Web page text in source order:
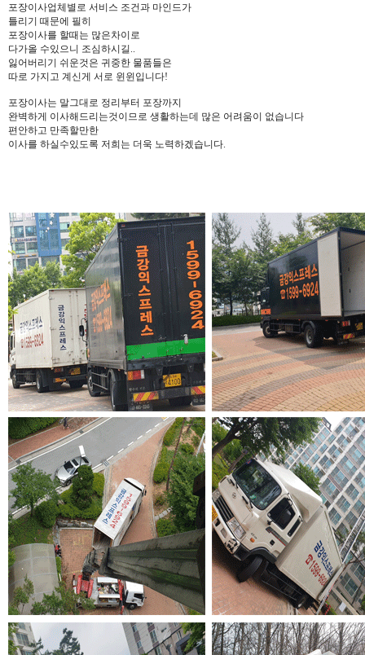
포장이사업체별로 서비스 조건과 마인드가
틀리기 때문에 필히
포장이사를 할때는 많은차이로
다가올 수있으니 조심하시길..
잃어버리기 쉬운것은 귀중한 물품들은
따로 가지고 계신게 서로 윈윈입니다!
포장이사는 말그대로 정리부터 포장까지
완벽하게 이사해드리는것이므로 생활하는데 많은 어려움이 없습니다
편안하고 만족할만한
이사를 하실수있도록 저희는 더욱 노력하겠습니다.